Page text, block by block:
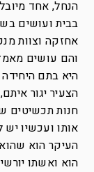
הנחל, אחד
בבית ועושים
אחזקה וצוות
והם עושים
היא בתם
הצעיר יגור
חנות תכשיטים
אותו ועכשיו
העיקר הוא
הוא ואשתו